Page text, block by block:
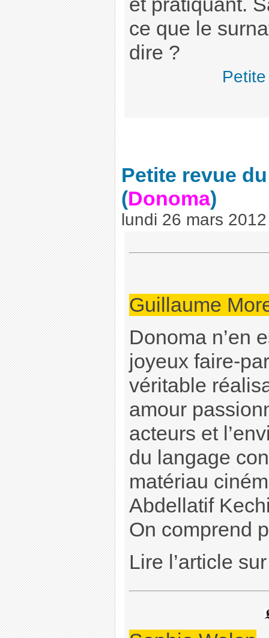
et pratiquant.
ce que le
dire ?
Petite revue
(Donoma)
lundi 26 mars 2012
Guillaume
Donoma n’en
joyeux faire-
véritable
amour
acteurs et
du langage
matériau
Abdellatif
On comprend
Lire l’article